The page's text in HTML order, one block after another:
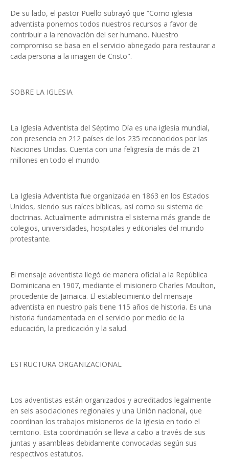
De su lado, el pastor Puello subrayó que “Como iglesia
adventista ponemos todos nuestros recursos a favor de
contribuir a la renovación del ser humano. Nuestro
compromiso se basa en el servicio abnegado para restaurar a
cada persona a la imagen de Cristo".
SOBRE LA IGLESIA
La Iglesia Adventista del Séptimo Día es una iglesia mundial,
con presencia en 212 países de los 235 reconocidos por las
Naciones Unidas. Cuenta con una feligresía de más de 21
millones en todo el mundo.
La Iglesia Adventista fue organizada en 1863 en los Estados
Unidos, siendo sus raíces bíblicas, así como su sistema de
doctrinas. Actualmente administra el sistema más grande de
colegios, universidades, hospitales y editoriales del mundo
protestante.
El mensaje adventista llegó de manera oficial a la República
Dominicana en 1907, mediante el misionero Charles Moulton,
procedente de Jamaica. El establecimiento del mensaje
adventista en nuestro país tiene 115 años de historia. Es una
historia fundamentada en el servicio por medio de la
educación, la predicación y la salud.
ESTRUCTURA ORGANIZACIONAL
Los adventistas están organizados y acreditados legalmente
en seis asociaciones regionales y una Unión nacional, que
coordinan los trabajos misioneros de la iglesia en todo el
territorio. Esta coordinación se lleva a cabo a través de sus
juntas y asambleas debidamente convocadas según sus
respectivos estatutos.